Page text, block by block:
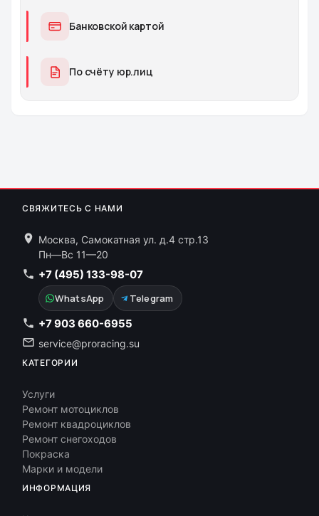
Банковской картой
По счёту юр.лиц
СВЯЖИТЕСЬ С НАМИ
Москва, Самокатная ул. д.4 стр.13
Пн—Вс 11—20
+7 (495) 133-98-07
WhatsApp Telegram
+7 903 660-6955
service@proracing.su
КАТЕГОРИИ
Услуги
Ремонт мотоциклов
Ремонт квадроциклов
Ремонт снегоходов
Покраска
Марки и модели
ИНФОРМАЦИЯ